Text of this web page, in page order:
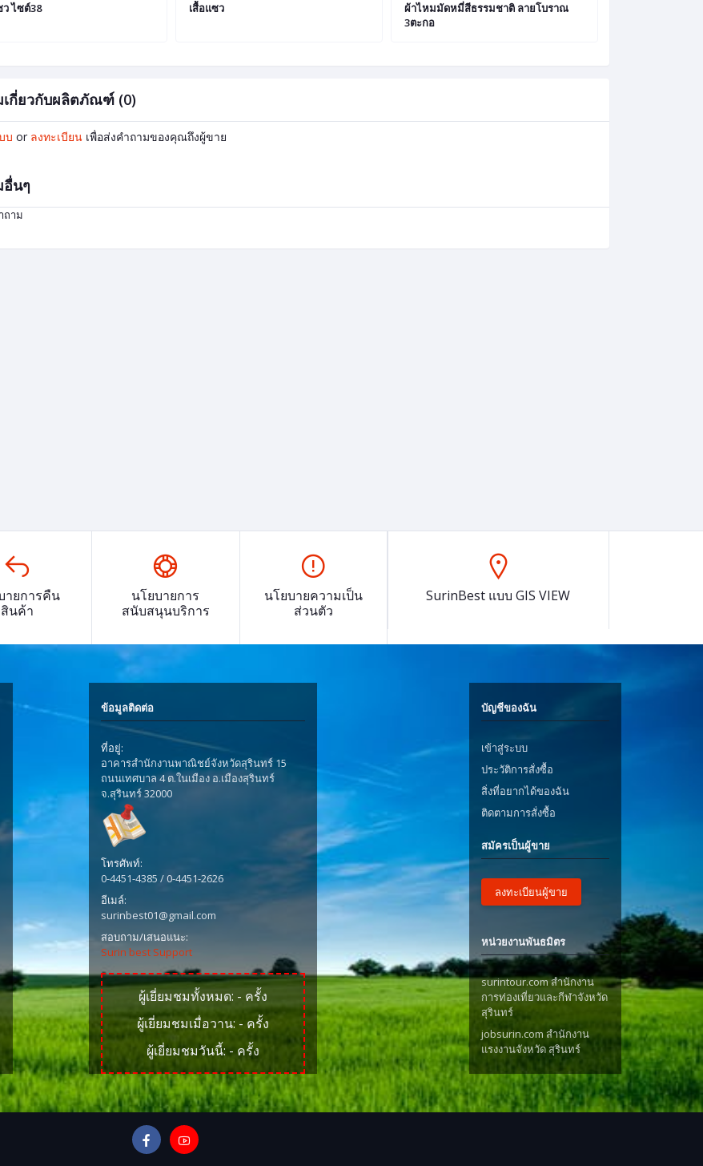
ว ไซต์38 เสื้อแซว
ผ้าไหมมัดหมี่สีธรรมชาติ ลายโบราณ
3ตะกอ
เกี่ยวกับผลิตภัณฑ์ (0)
บ or ลงทะเบียน เพื่อส่งคำถามของคุณถึงผู้ขาย
อื่นๆ
ถาม
ายการคืน
สินค้า
นโยบายการ
สนับสนุนบริการ
นโยบายความเป็น
ส่วนตัว
SurinBest แบบ GIS VIEW
ข้อมูลติดต่อ
ที่อยู่:
อาคารสำนักงานพาณิชย์จังหวัดสุรินทร์ 15
ถนนเทศบาล 4 ต.ในเมือง อ.เมืองสุรินทร์
จ.สุรินทร์ 32000
โทรศัพท์:
0-4451-4385 / 0-4451-2626
อีเมล์:
surinbest01@gmail.com
สอบถาม/เสนอแนะ:
Surin best Support
ผู้เยี่ยมชมทั้งหมด: - ครั้ง
ผู้เยี่ยมชมเมื่อวาน: -ครั้ง
ผู้เยี่ยมชมวันนี้: - ครั้ง
บัญชีของฉัน
เข้าสู่ระบบ
ประวัติการสั่งซื้อ
สิ่งที่อยากได้ของฉัน
ติดตามการสั่งซื้อ
สมัครเป็นผู้ขาย
ลงทะเบียนผู้ขาย
หน่วยงานพันธมิตร
surintour.com สำนักงาน
การท่องเที่ยวและกีฬาจังหวัด
สุรินทร์
jobsurin.com สำนักงาน
แรงงานจังหวัด สุรินทร์